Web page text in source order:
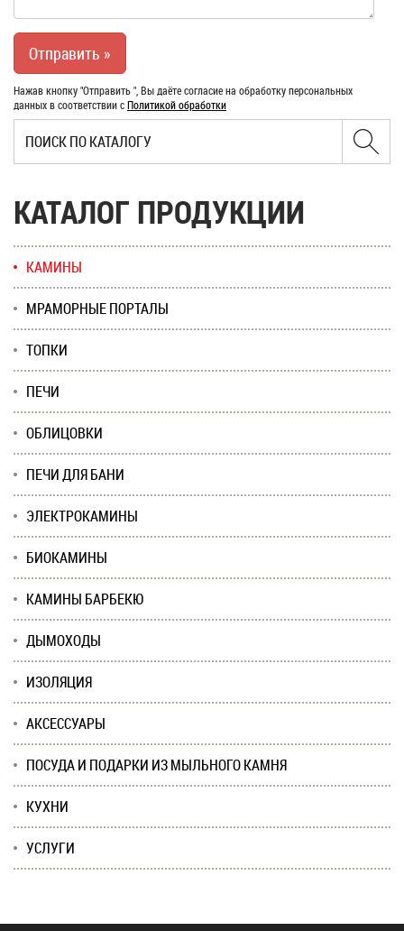
Нажав кнопку "Отправить ", Вы даёте согласие на обработку персональных
данных в соответствии сПолитикой обработки
КАТАЛОГ ПРОДУКЦИИ
КАМИНЫ
МРАМОРНЫЕ ПОРТАЛЫ
ТОПКИ
ПЕЧИ
ОБЛИЦОВКИ
ПЕЧИ ДЛЯ БАНИ
ЭЛЕКТРОКАМИНЫ
БИОКАМИНЫ
КАМИНЫ БАРБЕКЮ
ДЫМОХОДЫ
ИЗОЛЯЦИЯ
АКСЕССУАРЫ
ПОСУДА И ПОДАРКИ ИЗ МЫЛЬНОГО КАМНЯ
КУХНИ
УСЛУГИ